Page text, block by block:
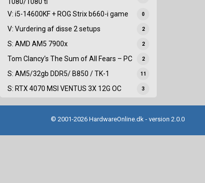
V: i5-14600KF + ROG Strix b660-i game 0
V: Vurdering af disse 2 setups 2
S: AMD AM5 7900x 2
Tom Clancy’s The Sum of All Fears – PC 2
S: AM5/32gb DDR5/ B850 / TK-1 11
S: RTX 4070 MSI VENTUS 3X 12G OC 3
© 2001-2026 HardwareOnline.dk - version 2.0.0